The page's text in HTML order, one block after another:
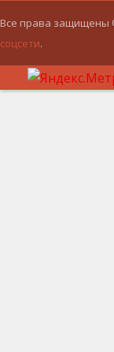
Все права защищены
соцсети.